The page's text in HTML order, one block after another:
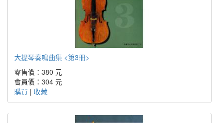
大提琴奏鳴曲集 <第3冊>
零售價：380 元
會員價：304 元
購買 | 收藏